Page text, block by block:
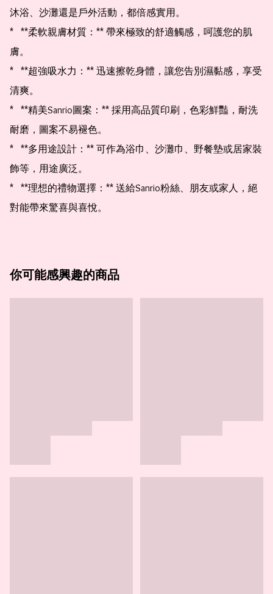
沐浴、沙灘還是戶外活動，都倍感實用。
*   **柔軟親膚材質：** 帶來極致的舒適觸感，呵護您的肌
膚。
*   **超強吸水力：** 迅速擦乾身體，讓您告別濕黏感，享受
清爽。
*   **精美Sanrio圖案：** 採用高品質印刷，色彩鮮豔，耐洗
耐磨，圖案不易褪色。
*   **多用途設計：** 可作為浴巾、沙灘巾、野餐墊或居家裝
飾等，用途廣泛。
*   **理想的禮物選擇：** 送給Sanrio粉絲、朋友或家人，絕
對能帶來驚喜與喜悅。
你可能感興趣的商品